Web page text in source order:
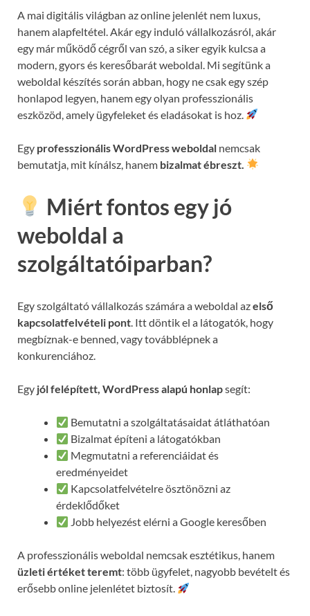
A mai digitális világban az online jelenlét nem luxus,
hanem alapfeltétel. Akár egy induló vállalkozásról, akár
egy már működő cégről van szó, a siker egyik kulcsa a
modern, gyors és keresőbarát weboldal. Mi segítünk a
weboldal készítés során abban, hogy ne csak egy szép
honlapod legyen, hanem egy olyan professzionális
eszközöd, amely ügyfeleket és eladásokat is hoz.
Egy professzionális WordPress weboldal nemcsak
bemutatja, mit kínálsz, hanem bizalmat ébreszt.
Miért fontos egy jó
weboldal a
szolgáltatóiparban?
Egy szolgáltató vállalkozás számára a weboldal azelső
kapcsolatfelvételi pont. Itt döntik el a látogatók, hogy
megbíznak-e benned, vagy továbblépnek a
konkurenciához.
Egy jól felépített, WordPress alapú honlapsegít:
Bemutatni a szolgáltatásaidat átláthatóan
Bizalmat építeni a látogatókban
Megmutatni a referenciáidat és
eredményeidet
Kapcsolatfelvételre ösztönözni az
érdeklődőket
Jobb helyezést elérni a Google keresőben
A professzionális weboldal nemcsak esztétikus, hanem
üzleti értéket teremt: több ügyfelet, nagyobb bevételt és
erősebb online jelenlétet biztosít.